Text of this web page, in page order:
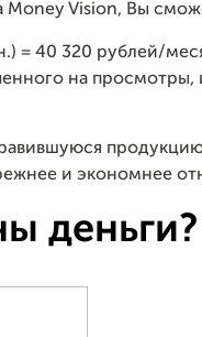
Money Vision, Вы
= 40 320 рублей/
на
и экономнее
деньги?